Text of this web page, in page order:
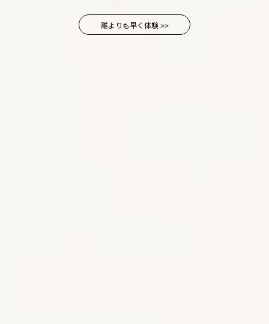
誰よりも早く体験 >>